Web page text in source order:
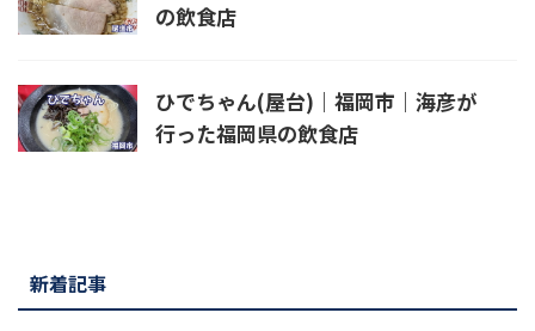
の飲食店
ひでちゃん(屋台)｜福岡市｜海彦が
行った福岡県の飲食店
新着記事